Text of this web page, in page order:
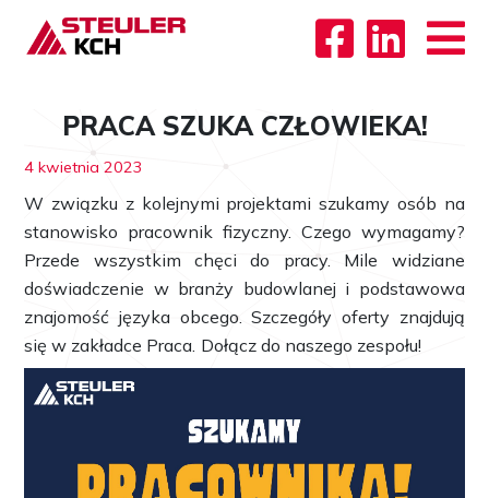
PRACA SZUKA CZŁOWIEKA!
4 kwietnia 2023
W związku z kolejnymi projektami szukamy osób na
stanowisko pracownik fizyczny. Czego wymagamy?
Przede wszystkim chęci do pracy. Mile widziane
doświadczenie w branży budowlanej i podstawowa
znajomość języka obcego. Szczegóły oferty znajdują
się w zakładce Praca. Dołącz do naszego zespołu!